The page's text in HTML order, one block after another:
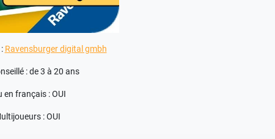
Ravensburger digital gmbh
: de 3 à 20 ans
en français : OUI
: OUI